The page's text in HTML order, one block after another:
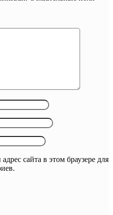
сайта в этом браузере для